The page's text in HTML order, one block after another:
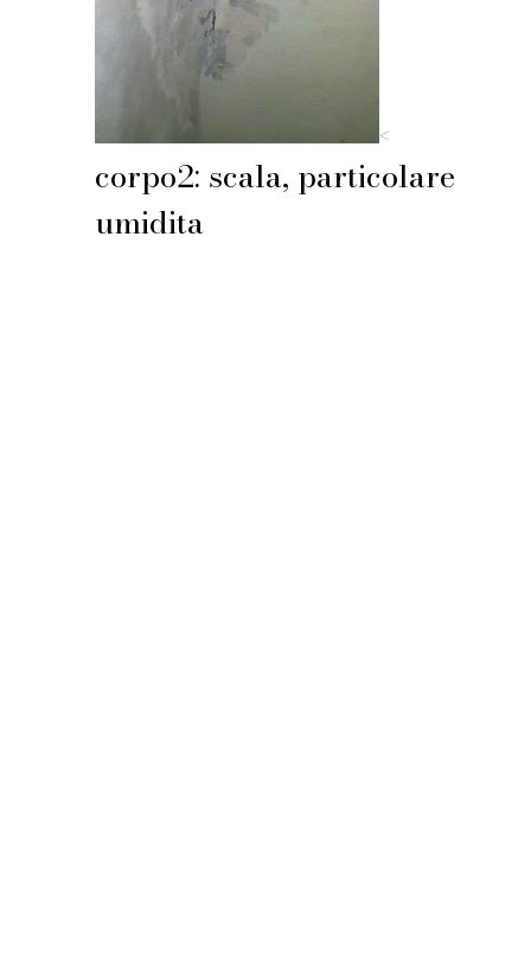
<
corpo2: scala, particolare
umidita